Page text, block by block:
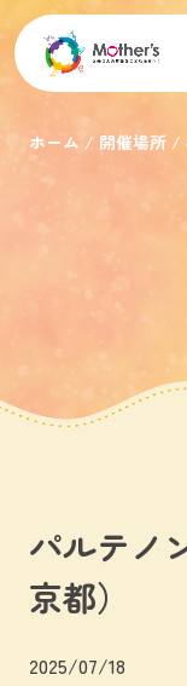
ホーム 開催場所
パルテノ
京都）
2025/07/18